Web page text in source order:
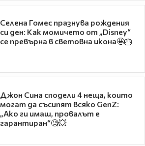
Селена Гомес празнува рождения
си ден: Как момичето от „Disney“
се превърна в световна икона🤩🎂
Джон Сина сподели 4 неща, които
могат да съсипят всяко GenZ:
„Ако ги имаш, провалът е
гарантиран“🧐💥